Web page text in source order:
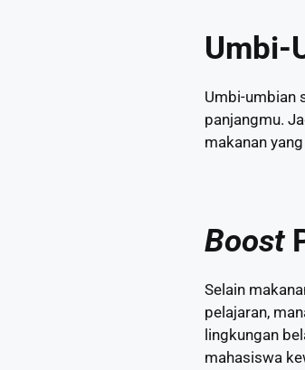
Umbi-
Umbi-umbian
panjangmu.
makanan
Boost
Selain
pelajaran,
lingkungan
mahasiswa